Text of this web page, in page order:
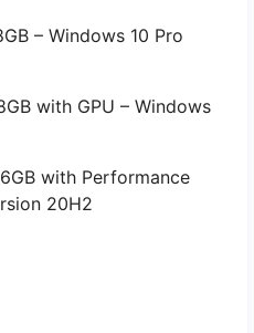
– Windows 10 Pro
with GPU – Windows
with Performance
20H2